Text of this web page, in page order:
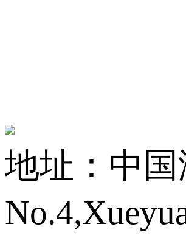
地址：中